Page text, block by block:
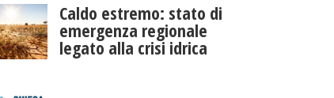
Caldo estremo: stato di
emergenza regionale
legato alla crisi idrica